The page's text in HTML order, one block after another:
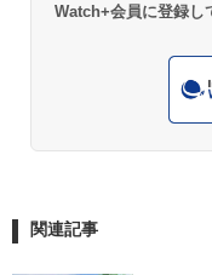
Watch+会員に登録し
関連記事